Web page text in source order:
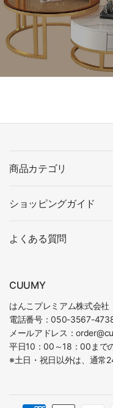
商品カテゴリ
ショッピングガイド
よくある質問
CUUMY
はんこプレミアム株式会社
電話番号：050-3567-
メールアドレス：
平日10：00～18：00まで
※土日・祝日以外は、通常